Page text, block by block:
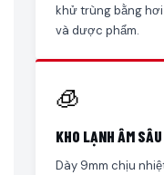
khử trùng bằng
và dược phẩm.
🧊
KHO LẠNH ÂM SÂU
Dày 9mm chịu